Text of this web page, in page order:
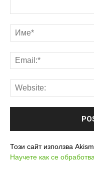
Този сайт използва
Научете как се